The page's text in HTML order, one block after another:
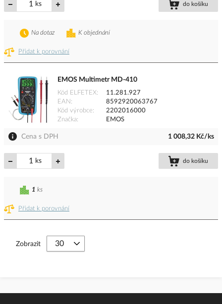
ks do košíku
Přidat k porovnání
K objednání
Na dotaz
EMOS Multimetr MD-410
Kód ELFETEX
11.281.927
EAN
8592920063767
Kód výrobce
2202016000
Značka
EMOS
Cena s DPH 1 008,32 Kč/ks
ks do košíku
Přidat k porovnání
1 ks
Zobrazit